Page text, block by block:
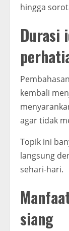
hingga
Durasi
kembali
agar tidak
Topik ini
langsung
sehari-hari.
siang